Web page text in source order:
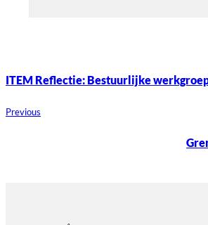
Previous
ITEM Reflectie: Bestuurlijke